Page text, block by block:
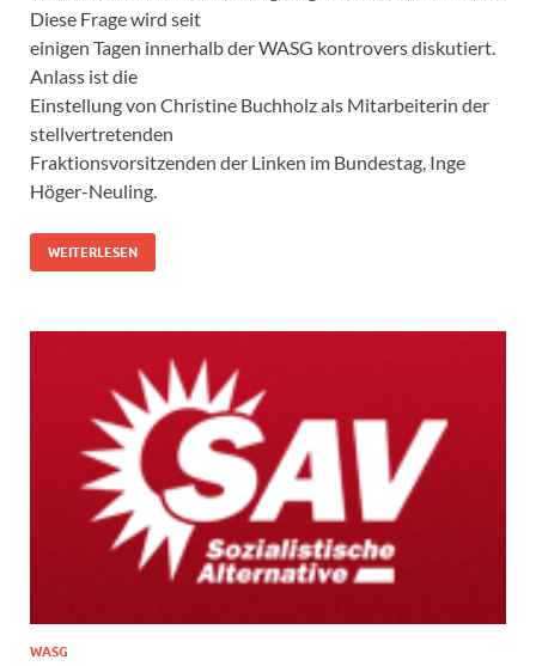
Diese Frage wird seit
einigen Tagen innerhalb der WASG kontrovers diskutiert.
Anlass ist die
Einstellung von Christine Buchholz als Mitarbeiterin der
stellvertretenden
Fraktionsvorsitzenden der Linken im Bundestag, Inge
Höger-Neuling.
WEITERLESEN
WASG